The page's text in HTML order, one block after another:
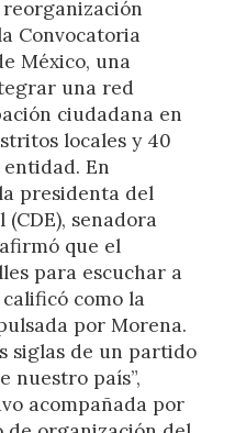
Convocatoria
México, una
una red
ciudadana en
locales y 40
En
presidenta del
senadora
que el
para escuchar a
como la
por Morena.
siglas de un partido
nuestro país”,
acompañada por